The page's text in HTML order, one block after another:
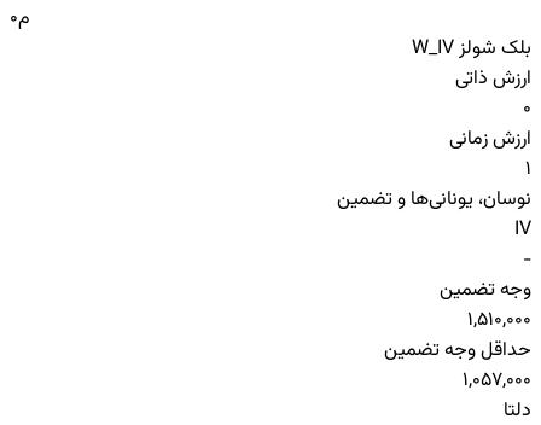
0م
بلک شولز W_IV
ارزش ذاتی
0
ارزش زمانی
1
نوسان، یونانی‌ها و تضمین
IV
-
وجه تضمین
1,510,000
حداقل وجه تضمین
1,057,000
دلتا